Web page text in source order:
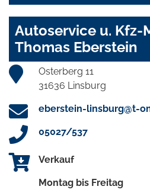
Autoservice u. Kfz-
Thomas Eberstein
Osterberg 11
31636 Linsburg
eberstein-linsburg@t-
05027/537
Verkauf
Montag bis Freitag